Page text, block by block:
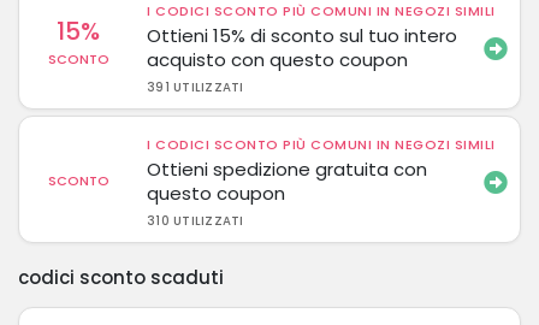
15%
SCONTO
I CODICI SCONTO PIÙ COMUNI IN NEGOZI SIMILI
Ottieni 15% di sconto sul tuo intero
acquisto con questo coupon
391 UTILIZZATI
SCONTO
I CODICI SCONTO PIÙ COMUNI IN NEGOZI SIMILI
Ottieni spedizione gratuita con
questo coupon
310 UTILIZZATI
codici sconto scaduti